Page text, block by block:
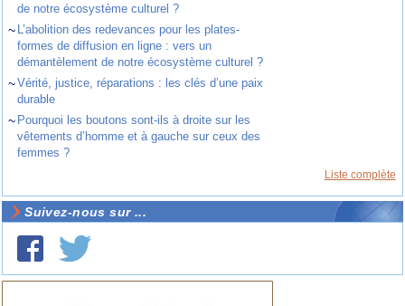
de notre écosystème culturel ?
~ L’abolition des redevances pour les plates-
formes de diffusion en ligne : vers un
démantèlement de notre écosystème culturel ?
~Vérité, justice, réparations : les clés d’une paix
durable
~ Pourquoi les boutons sont-ils à droite sur les
vêtements d’homme et à gauche sur ceux des
femmes ?
Liste complète
Suivez-nous sur ...